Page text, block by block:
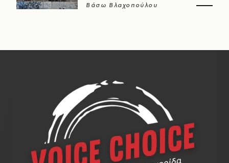
Βάσω Βλαχοπούλου